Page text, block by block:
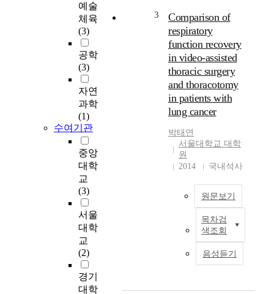
예술
체육
(3)
공학
(3)
자연
과학
(1)
수여기관
중앙
대학
교
(3)
서울
대학
교
(2)
경기
대학
3
Comparison of
respiratory
function recovery
in video-assisted
thoracic surgery
and thoracotomy
in patients with
lung cancer
박태연
서울대학교 대학
원
2014
국내석사
원문보기
목차검
색조회
음성듣기